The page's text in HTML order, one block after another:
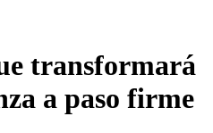
transformará
a paso firme